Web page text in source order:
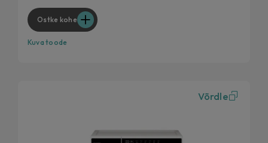
Eemalda 99% igapäevastest plekkidest
Hügieenilised funktsioonid
Ostke kohe
Kuva toode
Võrdle